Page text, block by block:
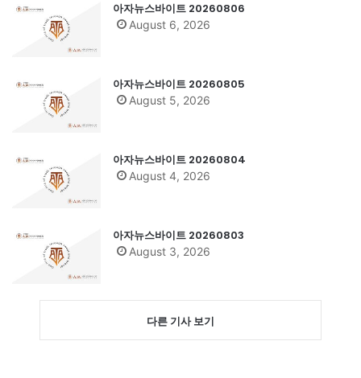
아자뉴스바이트 20260806
August 6, 2026
아자뉴스바이트 20260805
August 5, 2026
아자뉴스바이트 20260804
August 4, 2026
아자뉴스바이트 20260803
August 3, 2026
다른 기사 보기